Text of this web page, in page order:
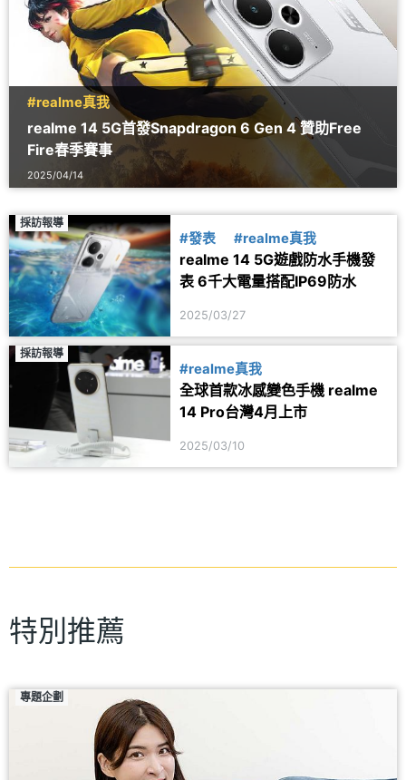
#realme真我
realme 14 5G首發Snapdragon 6 Gen 4 贊助Free
Fire春季賽事
2025/04/14
採訪報導
#發表 #realme真我
realme 14 5G遊戲防水手機發
表 6千大電量搭配IP69防水
2025/03/27
採訪報導
#realme真我
全球首款冰感變色手機 realme
14 Pro台灣4月上市
2025/03/10
特別推薦
專題企劃